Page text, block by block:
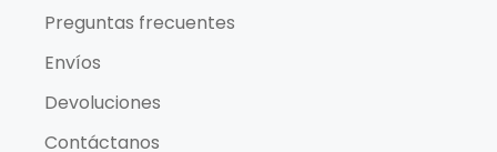
Preguntas frecuentes
Envíos
Devoluciones
Contáctanos